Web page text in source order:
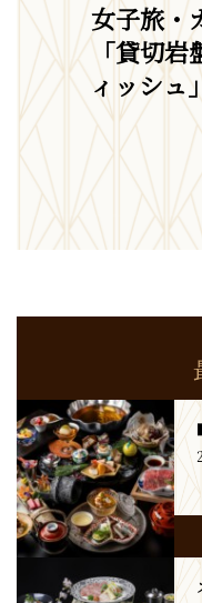
女子旅・
「貸切岩
ィッシュ